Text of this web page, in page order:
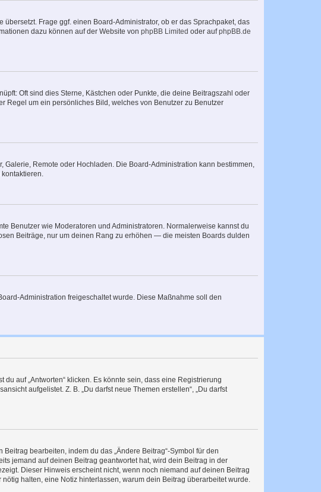
Frage ggf. einen Board-Administrator, ob er das Sprachpaket, das
dazu können auf der Website von phpBB Limited oder aufphpBB.de
Oft sind dies Sterne, Kästchen oder Punkte, die deine Beitragszahl oder
Regel um ein persönliches Bild, welches von Benutzer zu Benutzer
Galerie, Remote oder Hochladen. Die Board-Administration kann bestimmen,
Benutzer wie Moderatoren und Administratoren. Normalerweise kannst du
Beiträge, nur um deinen Rang zu erhöhen — die meisten Boards dulden
Administration freigeschaltet wurde. Diese Maßnahme soll den
auf „Antworten“ klicken. Es könnte sein, dass eine Registrierung
aufgelistet. Z. B. „Du darfst neue Themen erstellen“, „Du darfst
bearbeiten, indem du das „Ändere Beitrag“-Symbol für den
jemand auf deinen Beitrag geantwortet hat, wird dein Beitrag in der
Dieser Hinweis erscheint nicht, wenn noch niemand auf deinen Beitrag
halten, eine Notiz hinterlassen, warum dein Beitrag überarbeitet wurde.